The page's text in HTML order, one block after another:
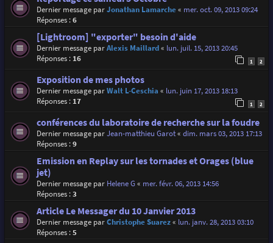
Dernier message parJonathan Lamarche« mer. oct. 09, 2013 09:24
Réponses :6
[Lightroom] "exporter" besoin d'aide
Dernier message parAlexis Maillard« lun. juil. 15, 2013 20:45
Réponses : 16 1 2
Exposition de mes photos
Dernier message parWalt L-Ceschia « lun. juin 17, 2013 18:13
Réponses : 17 1 2
conférences du laboratoire de recherche sur la foudre
Dernier message parJean-matthieu Garot« dim. mars 03, 2013 17:13
Réponses :9
Emission en Replay sur les tornades et Orages (blue
jet)
Dernier message par Helene G« mer. févr. 06, 2013 14:56
Réponses :3
Article Le Messager du 10 Janvier 2013
Dernier message parChristophe Suarez« lun. janv. 28, 2013 03:10
Réponses :5